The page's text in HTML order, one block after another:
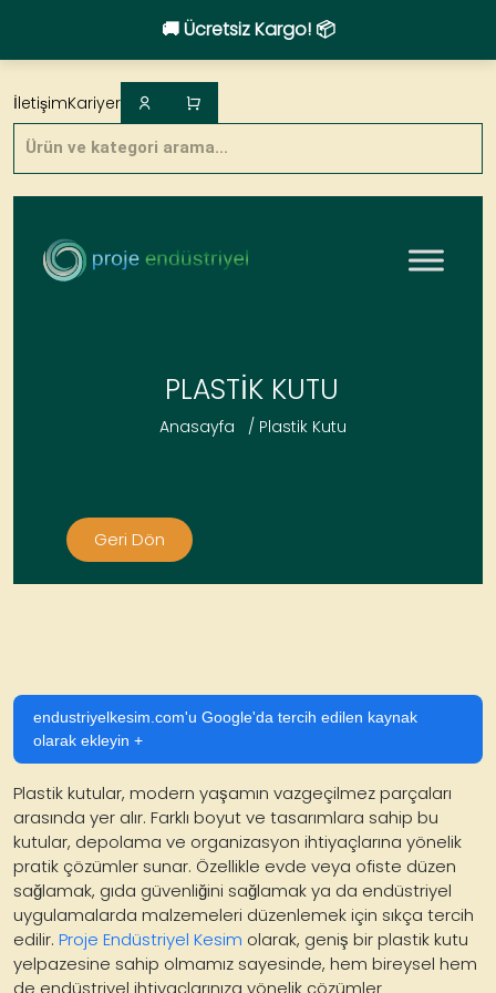
🚚 Ücretsiz Kargo! 📦
to
content
Products
search
İletişimKariyer
PLASTIK KUTU
Anasayfa / Plastik Kutu
Geri Dön
endustriyelkesim.com'u Google'da tercih edilen kaynak
olarak ekleyin +
Plastik kutular, modern yaşamın vazgeçilmez parçaları
arasında yer alır. Farklı boyut ve tasarımlara sahip bu
kutular, depolama ve organizasyon ihtiyaçlarına yönelik
pratik çözümler sunar. Özellikle evde veya ofiste düzen
sağlamak, gıda güvenliğini sağlamak ya da endüstriyel
uygulamalarda malzemeleri düzenlemek için sıkça tercih
edilir. Proje Endüstriyel Kesim olarak, geniş bir plastik kutu
yelpazesine sahip olmamız sayesinde, hem bireysel hem
de endüstriyel ihtiyaçlarınıza yönelik çözümler